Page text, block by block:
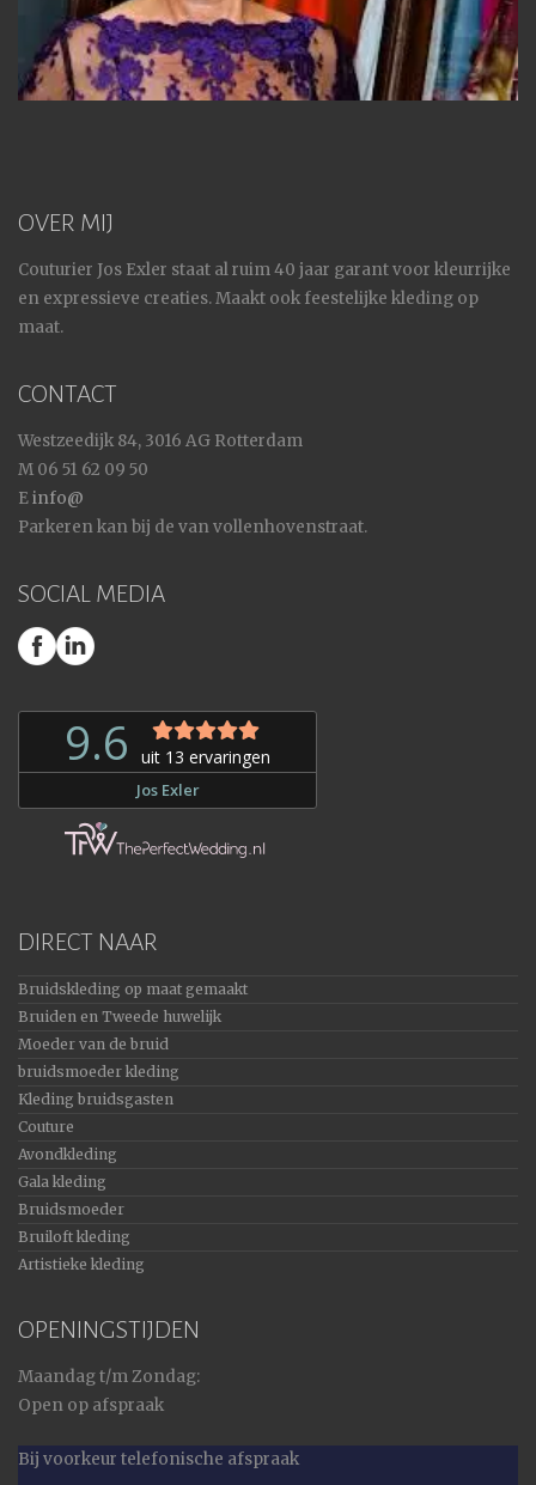
OVER MIJ
Couturier Jos Exler staat al ruim 40 jaar garant voor kleurrijke
en expressieve creaties. Maakt ook feestelijke kleding op
maat.
CONTACT
Westzeedijk 84, 3016 AG Rotterdam
M 06 51 62 09 50
Einfo@
Parkeren kan bij de van vollenhovenstraat.
SOCIAL MEDIA
DIRECT NAAR
Bruidskleding op maat gemaakt
Bruiden en Tweede huwelijk
Moeder van de bruid
bruidsmoeder kleding
Kleding bruidsgasten
Couture
Avondkleding
Gala kleding
Bruidsmoeder
Bruiloft kleding
Artistieke kleding
OPENINGSTIJDEN
Maandag t/m Zondag:
Open op afspraak
Bij voorkeur telefonische afspraak